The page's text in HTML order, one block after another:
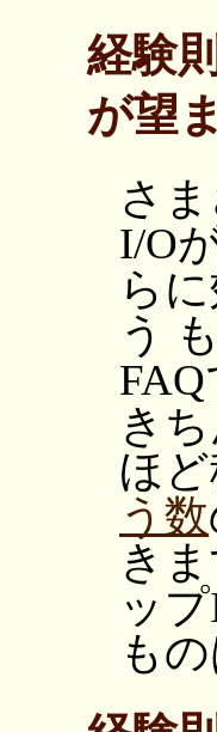
経験
が望
さ
I/O
ら
う
き
ほ
う数
き
ッ
も